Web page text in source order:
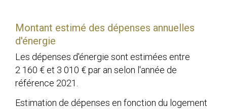
Montant estimé des dépenses annuelles
d'énergie
Les dépenses d'énergie sont estimées entre
2 160 € et 3 010 € par an selon l'année de
référence 2021.
Estimation de dépenses en fonction du logement